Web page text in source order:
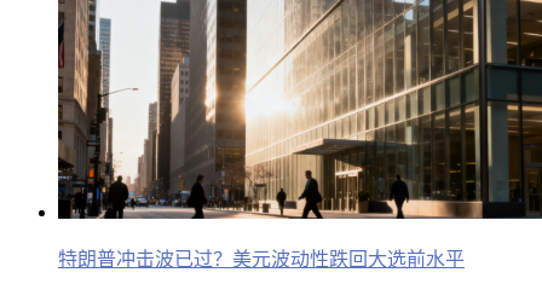
特朗普冲击波已过？美元波动性跌回大选前水平